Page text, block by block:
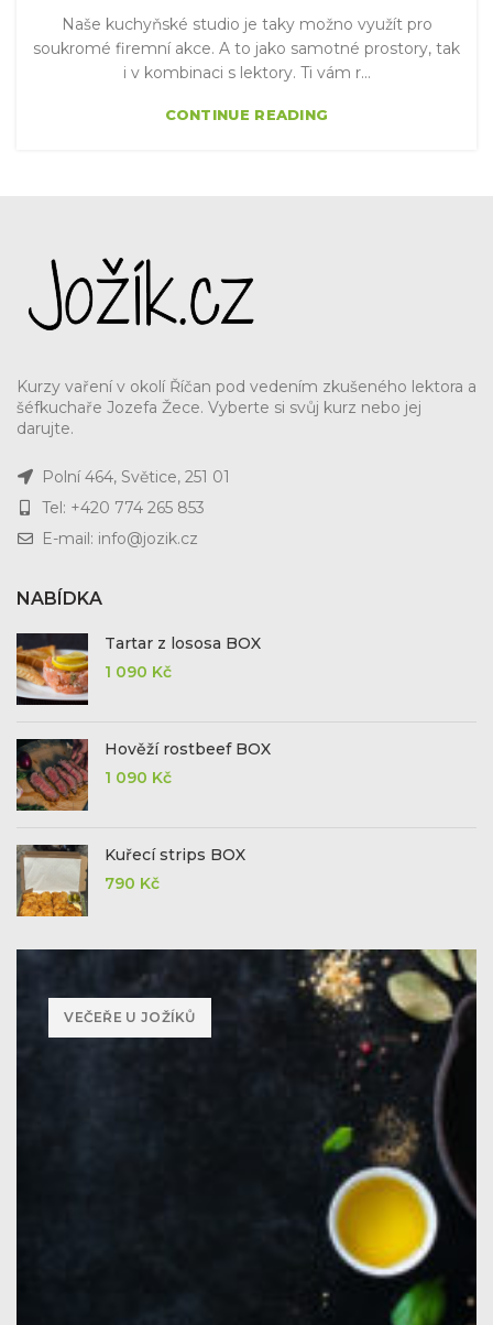
Naše kuchyňské studio je taky možno využít pro
soukromé firemní akce. A to jako samotné prostory, tak
i v kombinaci s lektory. Ti vám r...
CONTINUE READING
Kurzy vaření v okolí Říčan pod vedením zkušeného lektora a
šéfkuchaře Jozefa Žece. Vyberte si svůj kurz nebo jej
darujte.
Polní 464, Světice, 251 01
Tel: +420 774 265 853
E-mail: info@jozik.cz
NABÍDKA
Tartar z lososa BOX
1 090 Kč
Hověží rostbeef BOX
1 090 Kč
Kuřecí strips BOX
790 Kč
VEČEŘE U JOŽÍKŮ